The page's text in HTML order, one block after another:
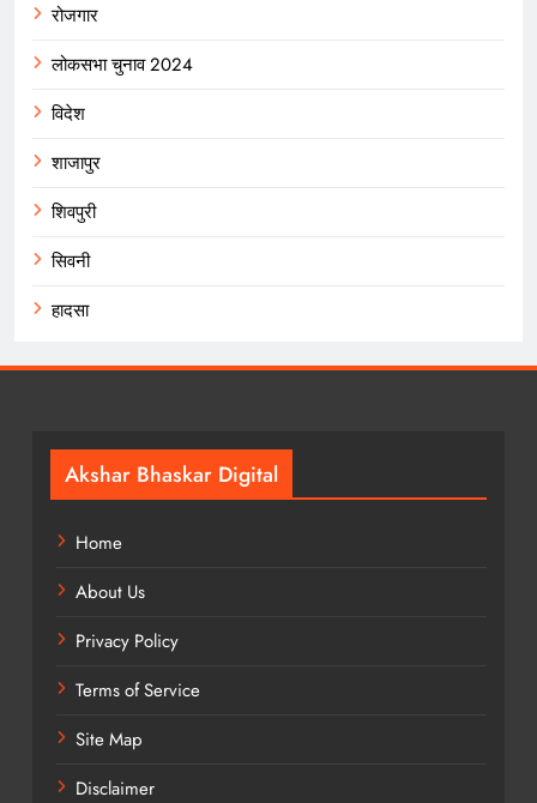
रोजगार
लोकसभा चुनाव 2024
विदेश
शाजापुर
शिवपुरी
सिवनी
हादसा
Akshar Bhaskar Digital
Home
About Us
Privacy Policy
Terms of Service
Site Map
Disclaimer